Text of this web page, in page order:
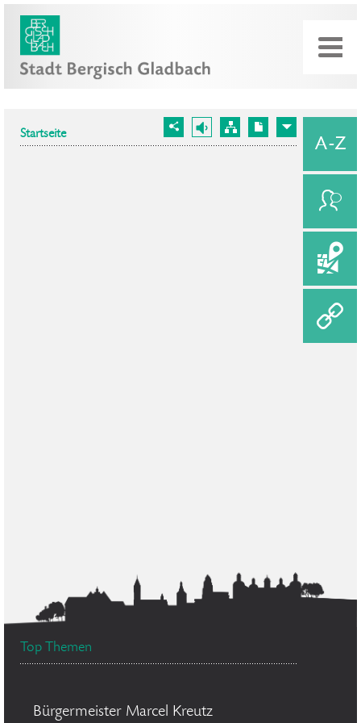
Startseite
Top Themen
Bürgermeister Marcel Kreutz